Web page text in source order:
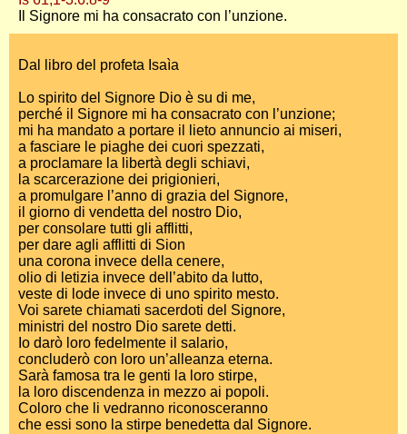
Il Signore mi ha consacrato con l’unzione.
Dal libro del profeta Isaìa
Lo spirito del Signore Dio è su di me,
perché il Signore mi ha consacrato con l’unzione;
mi ha mandato a portare il lieto annuncio ai miseri,
a fasciare le piaghe dei cuori spezzati,
a proclamare la libertà degli schiavi,
la scarcerazione dei prigionieri,
a promulgare l’anno di grazia del Signore,
il giorno di vendetta del nostro Dio,
per consolare tutti gli afflitti,
per dare agli afflitti di Sion
una corona invece della cenere,
olio di letizia invece dell’abito da lutto,
veste di lode invece di uno spirito mesto.
Voi sarete chiamati sacerdoti del Signore,
ministri del nostro Dio sarete detti.
Io darò loro fedelmente il salario,
concluderò con loro un’alleanza eterna.
Sarà famosa tra le genti la loro stirpe,
la loro discendenza in mezzo ai popoli.
Coloro che li vedranno riconosceranno
che essi sono la stirpe benedetta dal Signore.